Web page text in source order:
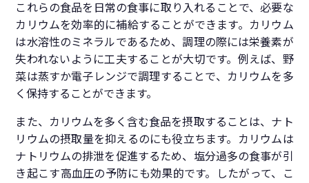
これらの食品を日常の食事に取り入れることで、必要な
カリウムを効率的に補給することができます。カリウム
は水溶性のミネラルであるため、調理の際には栄養素が
失われないように工夫することが大切です。例えば、野
菜は蒸すか電子レンジで調理することで、カリウムを多
く保持することができます。
また、カリウムを多く含む食品を摂取することは、ナト
リウムの摂取量を抑えるのにも役立ちます。カリウムは
ナトリウムの排泄を促進するため、塩分過多の食事が引
き起こす高血圧の予防にも効果的です。したがって、こ